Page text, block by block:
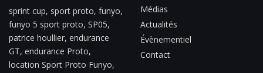
sprint cup, sport proto, funyo,
funyo 5 sport proto, SP05,
patrice houllier, endurance
GT, endurance Proto,
location Sport Proto Funyo,
Médias
Actualités
Évènementiel
Contact